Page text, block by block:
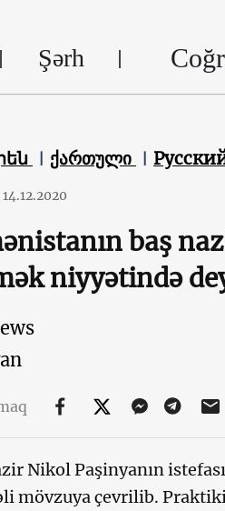
Şərh
ქართული
14.12.2020
baş
niyyətində
Nikol Paşinyanın
mövzuya çevrilib.